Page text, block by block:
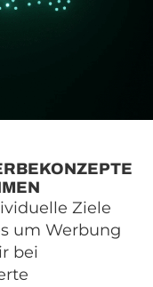
F
Ziele
um Werbung
bei